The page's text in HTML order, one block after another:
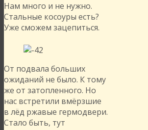
Нам много и не нужно.
Стальные косоуры есть?
Уже сможем зацепиться.
От подвала больших
ожиданий не было. К тому
же от затопленного. Но
нас встретили вмёрзшие
в лёд ржавые гермодвери.
Стало быть, тут